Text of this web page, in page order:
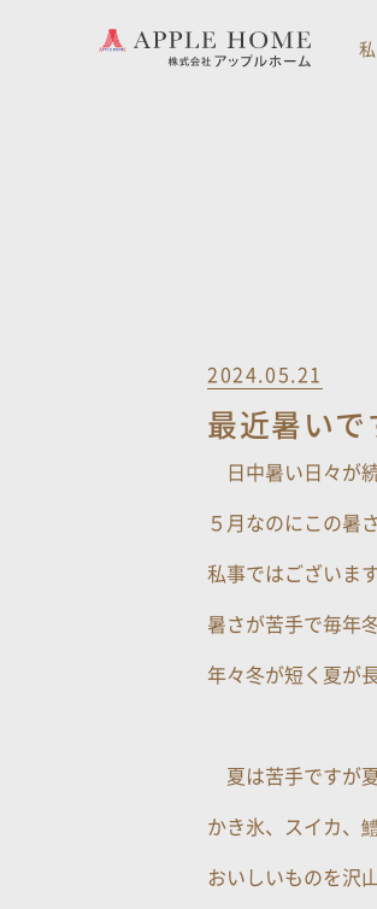
2024.05.21
最近暑いで
日中暑い日々が
５月なのにこの暑
私事ではございま
暑さが苦手で毎年
年々冬が短く夏が
夏は苦手ですが
かき氷、スイカ、
おいしいものを沢